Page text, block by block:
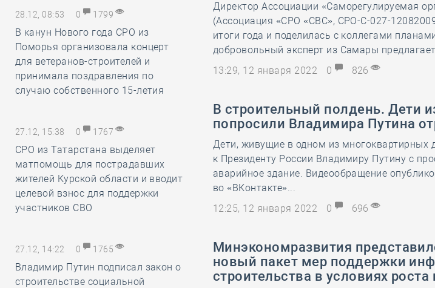
28.12, 08:53 0 1799
В канун Нового года СРО из
Поморья организовала концерт
для ветеранов-строителей и
принимала поздравления по
случаю собственного 15-летия
27.12, 15:38 0 1767
СРО из Татарстана выделяет
матпомощь для пострадавших
жителей Курской области и вводит
целевой взнос для поддержки
участников СВО
27.12, 14:22 0 1765
Владимир Путин подписал закон о
строительстве социальной
Директор Ассоциации «Саморегулируемая
(Ассоциация «СРО «СВС», СРО-С-027-
итоги года и поделилась с коллегами
добровольный эксперт из Самары
13:29, 12 января 2022
0 826
В строительный полдень. Дети
попросили Владимира Путина
Дети, живущие в одном из многоквартирных
к Президенту России Владимиру Путину с
аварийное здание. Видеообращение
во «ВКонтакте»...
12:25, 12 января 2022
0 696
Минэкономразвития
новый пакет мер поддержки
строительства в условиях